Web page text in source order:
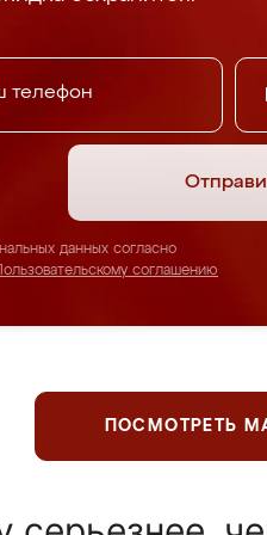
данных согласно
Пользовательскому соглашению
ПОСМОТРЕТЬ